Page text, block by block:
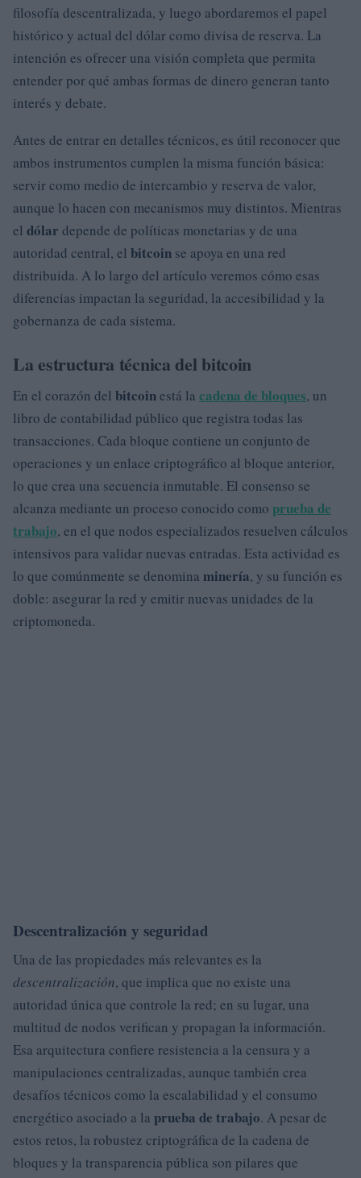
filosofía descentralizada, y luego abordaremos el papel
histórico y actual del dólar como divisa de reserva. La
intención es ofrecer una visión completa que permita
entender por qué ambas formas de dinero generan tanto
interés y debate.
Antes de entrar en detalles técnicos, es útil reconocer que
ambos instrumentos cumplen la misma función básica:
servir como medio de intercambio y reserva de valor,
aunque lo hacen con mecanismos muy distintos. Mientras
el dólar depende de políticas monetarias y de una
autoridad central, el bitcoin se apoya en una red
distribuida. A lo largo del artículo veremos cómo esas
diferencias impactan la seguridad, la accesibilidad y la
gobernanza de cada sistema.
La estructura técnica del bitcoin
En el corazón del bitcoinestá la cadena de bloques, un
libro de contabilidad público que registra todas las
transacciones. Cada bloque contiene un conjunto de
operaciones y un enlace criptográfico al bloque anterior,
lo que crea una secuencia inmutable. El consenso se
alcanza mediante un proceso conocido como prueba de
trabajo, en el que nodos especializados resuelven cálculos
intensivos para validar nuevas entradas. Esta actividad es
lo que comúnmente se denomina minería, y su función es
doble: asegurar la red y emitir nuevas unidades de la
criptomoneda.
Descentralización y seguridad
Una de las propiedades más relevantes es la
descentralización, que implica que no existe una
autoridad única que controle la red; en su lugar, una
multitud de nodos verifican y propagan la información.
Esa arquitectura confiere resistencia a la censura y a
manipulaciones centralizadas, aunque también crea
desafíos técnicos como la escalabilidad y el consumo
energético asociado a la prueba de trabajo. A pesar de
estos retos, la robustez criptográfica de la cadena de
bloques y la transparencia pública son pilares que